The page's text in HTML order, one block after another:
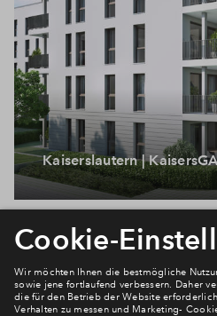
Kaiserslautern |
Newsletter
Verpassen Sie zu diesem